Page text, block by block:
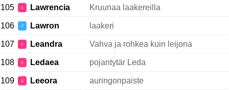
105 ♀ Lawrencia Kruunaa laakereilla
106 ♂ Lawron laakeri
107 ♀ Leandra Vahva ja rohkea kuin leijona
108 ♀ Ledaea pojantytär Leda
109 ♀ Leeora auringonpaiste